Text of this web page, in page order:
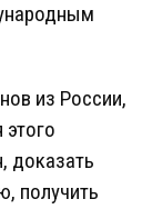
из России,
доказать
получить